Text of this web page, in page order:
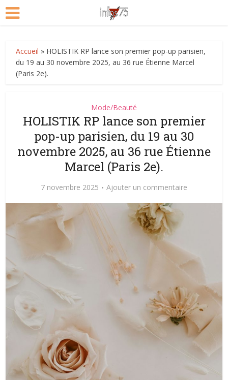
Accueil » HOLISTIK RP lance son premier pop-up parisien,
du 19 au 30 novembre 2025, au 36 rue Étienne Marcel
(Paris 2e).
Mode/Beauté
HOLISTIK RP lance son premier
pop-up parisien, du 19 au 30
novembre 2025, au 36 rue Étienne
Marcel (Paris 2e).
7 novembre 2025 Ajouter un commentaire